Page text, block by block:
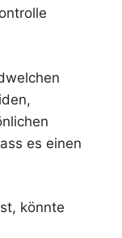
es einen
könnte